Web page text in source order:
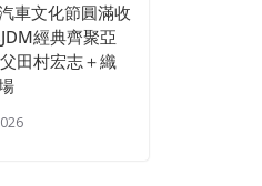
車文化節圓滿收
經典齊聚亞
田村宏志＋織